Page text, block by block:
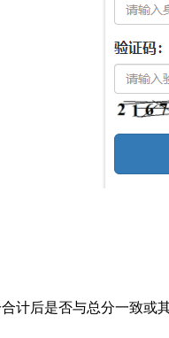
后是否与总分一致或